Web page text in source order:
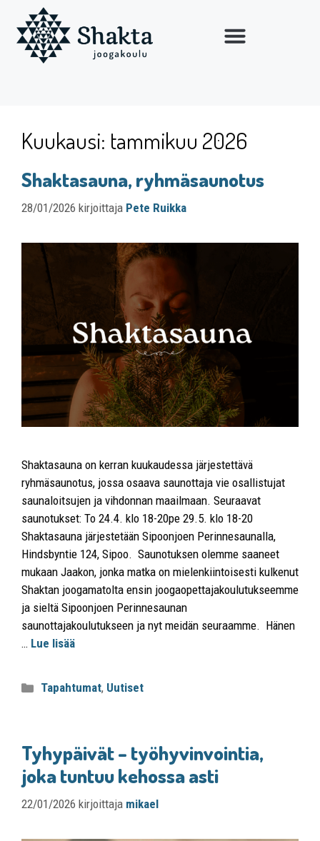
Kuukausi: tammikuu 2026
Shaktasauna, ryhmäsaunotus
28/01/2026 kirjoittaja Pete Ruikka
Shaktasauna on kerran kuukaudessa järjestettävä
ryhmäsaunotus, jossa osaava saunottaja vie osallistujat
saunaloitsujen ja vihdonnan maailmaan. Seuraavat
saunotukset: To 24.4. klo 18-20pe 29.5. klo 18-20
Shaktasauna järjestetään Sipoonjoen Perinnesaunalla,
Hindsbyntie 124, Sipoo. Saunotuksen olemme saaneet
mukaan Jaakon, jonka matka on mielenkiintoisesti kulkenut
Shaktan joogamatolta ensin joogaopettajakoulutukseemme
ja sieltä Sipoonjoen Perinnesaunan
saunottajakoulutukseen ja nyt meidän seuraamme. Hänen
… Lue lisää
Tapahtumat, Uutiset
Tyhypäivät – työhyvinvointia,
joka tuntuu kehossa asti
22/01/2026 kirjoittaja mikael